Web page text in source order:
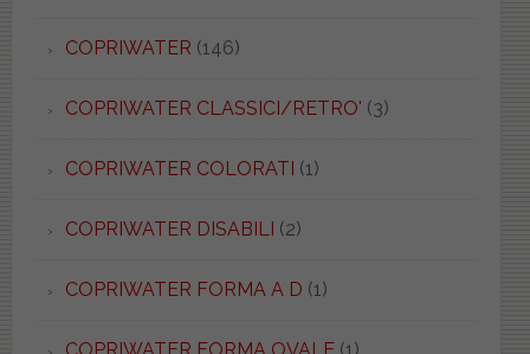
COPRIWATER (146)
COPRIWATER CLASSICI/RETRO' (3)
COPRIWATER COLORATI (1)
COPRIWATER DISABILI (2)
COPRIWATER FORMA A D (1)